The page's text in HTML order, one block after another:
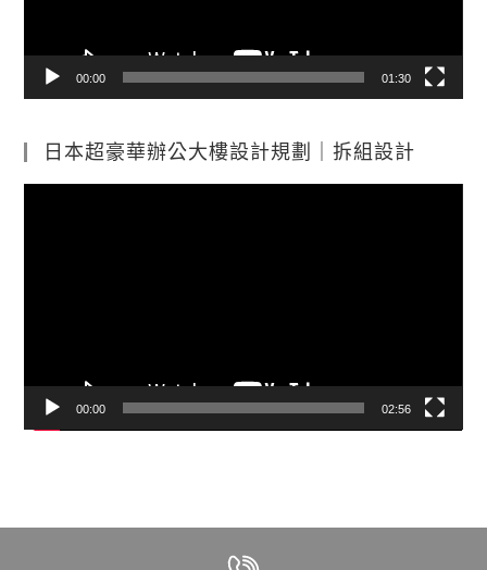
00:00 01:30
日本超豪華辦公大樓設計規劃｜拆組設計
00:00 02:56